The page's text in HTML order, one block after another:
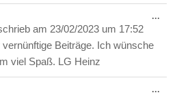
am 23/02/2023 um 17:52
Beiträge. Ich wünsche
viel Spaß. LG Heinz
...
...